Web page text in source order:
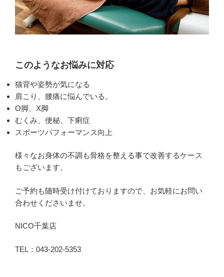
このようなお悩みに対応
猫背や姿勢が気になる
肩こり、腰痛に悩んでいる。
O脚、X脚
むくみ、便秘、下痢症
スポーツパフォーマンス向上
様々なお身体の不調も骨格を整える事で改善するケース
もございます。
ご予約も随時受け付けておりますので、お気軽にお問い
合わせくださいませ。
NICO千葉店
TEL：043-202-5353